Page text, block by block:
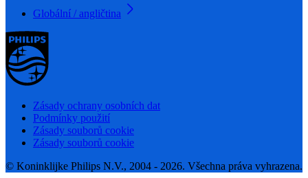
Globální / angličtina
Zásady ochrany osobních dat
Podmínky použití
Zásady souborů cookie
Zásady souborů cookie
© Koninklijke Philips N.V., 2004 - 2026. Všechna práva vyhrazena.